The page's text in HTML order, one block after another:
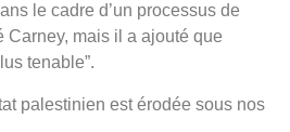
le cadre d’un processus de
Carney, mais il a ajouté que
tenable”.
palestinien est érodée sous nos